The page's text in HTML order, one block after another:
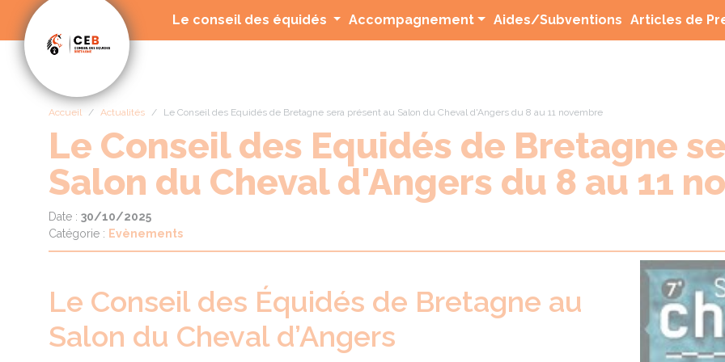
Le conseil des équidés Accompagnement Aides/Subventions (current)
Articles de
Accueil Actualités Le Conseil des Equidés de Bretagne sera présent au Salon du Cheval d'Angers du 8 au 11 novembre
Le Conseil des Equidés de Bretagne
Salon du Cheval d'Angers du 8 au 11
Date : 30/10/2025
Catégorie : Evènements
Le Conseil des Équidés de Bretagne au
Salon du Cheval d’Angers
Panneau de gestion des cookies